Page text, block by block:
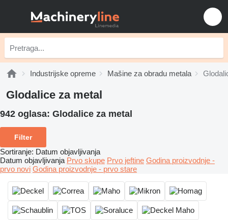
Industrijske opreme Mašine za obradu metala
Glodalice za metal
942 oglasa: Glodalice za metal
Filter
Sortiranje: Datum objavljivanja
Datum objavljivanja Prvo skupe Prvo jeftine Godina proizvodnje -
prvo novi Godina proizvodnje - prvo stare